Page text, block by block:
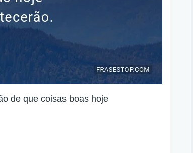
de que coisas boas hoje